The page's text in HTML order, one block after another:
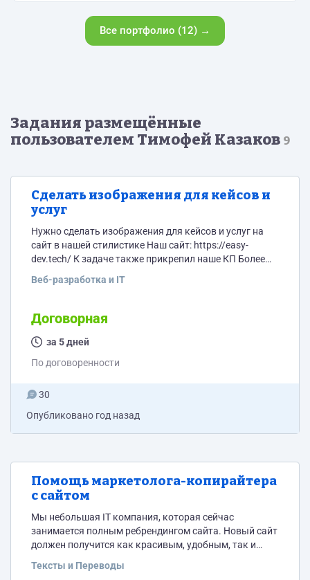
Все портфолио (12) →
Задания размещённые
пользователем Тимофей Казаков 9
Сделать изображения для кейсов и
услуг
Нужно сделать изображения для кейсов и услуг на
сайт в нашей стилистике Наш сайт: https://easy-
dev.tech/ К задаче также прикрепил наше КП Более
потенциальным исполнителем
Веб-разработка и IT
Договорная
за 5 дней
По договоренности
30
Опубликовано год назад
Помощь маркетолога-копирайтера
с сайтом
Мы небольшая IT компания, которая сейчас
занимается полным ребрендингом сайта. Новый сайт
должен получится как красивым, удобным, так и
человек, который: 1)Работает в сфере продаж,
Тексты и Переводы